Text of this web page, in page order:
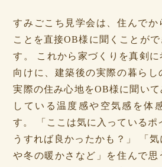
すみごこち見学会は、住んでか
ことを直接OB様に聞くことが
す。 これから家づくりを真剣
向けに、建築後の実際の暮らし
実際の住み心地をOB様に聞い
している温度感や空気感を体
す。 「ここは気に入っているポ
うすれば良かったかも？」 「
や冬の暖かさなど」を住んで思